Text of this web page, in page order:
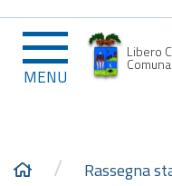
MENU
Libero
/ Rassegna